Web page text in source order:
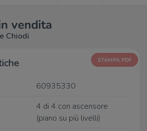
vendita
Chiodi
STAMPA PDF
60935330
4 di 4 con ascensore
(piano su più livelli)